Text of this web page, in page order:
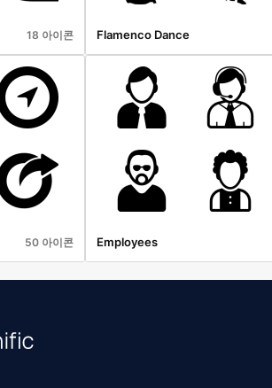
18 아이콘 Flamenco Dance
50 아이콘 Employees